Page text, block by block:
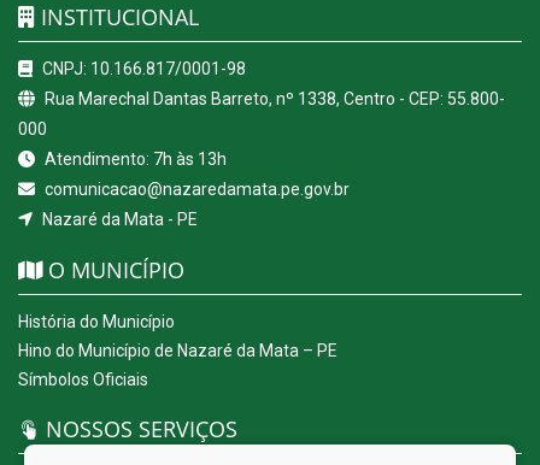
INSTITUCIONAL
CNPJ: 10.166.817/0001-98
Rua Marechal Dantas Barreto, nº 1338, Centro - CEP: 55.800-
000
Atendimento: 7h às 13h
comunicacao@nazaredamata.pe.gov.br
Nazaré da Mata - PE
O MUNICÍPIO
História do Município
Hino do Município de Nazaré da Mata – PE
Símbolos Oficiais
NOSSOS SERVIÇOS